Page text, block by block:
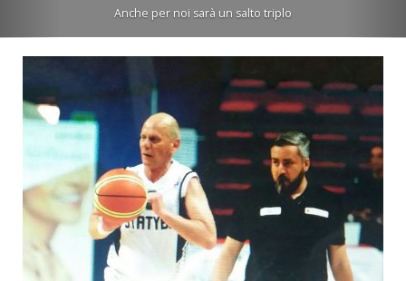
Anche per noi sarà un salto triplo